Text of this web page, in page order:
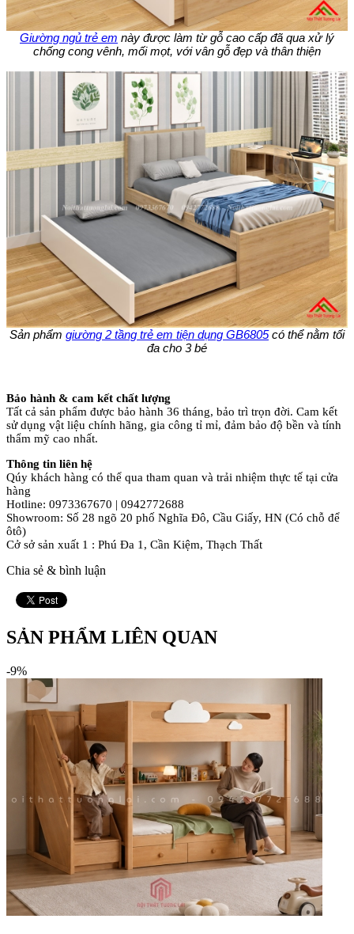
Giường ngủ trẻ em này được làm từ gỗ cao cấp đã qua xử lý
chống cong vênh, mối mọt, với vân gỗ đẹp và thân thiện
Sản phẩm giường 2 tầng trẻ em tiện dụng GB6805có thể nằm tối
đa cho 3 bé
Bảo hành & cam kết chất lượng
Tất cả sản phẩm được bảo hành 36 tháng, bảo trì trọn đời. Cam kết
sử dụng vật liệu chính hãng, gia công tỉ mỉ, đảm bảo độ bền và tính
thẩm mỹ cao nhất.
Thông tin liên hệ
Qúy khách hàng có thể qua tham quan và trải nhiệm thực tế tại cửa
hàng
Hotline: 0973367670 | 0942772688
Showroom: Số 28 ngõ 20 phố Nghĩa Đô, Cầu Giấy, HN (Có chỗ để
ôtô)
Cở sở sản xuất 1 : Phú Đa 1, Cần Kiệm, Thạch Thất
Chia sẻ & bình luận
SẢN PHẨM LIÊN QUAN
-9%